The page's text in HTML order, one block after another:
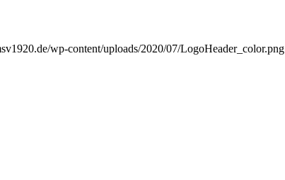
wp-content/uploads/2020/07/LogoHeader_color.png